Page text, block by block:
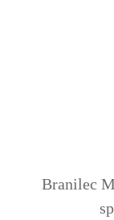
Branilec